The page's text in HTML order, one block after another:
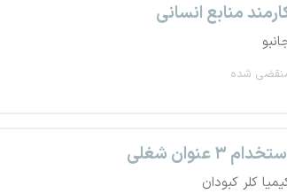
منابع انسانی
شده
۳ عنوان شغلی
کلر کبودان